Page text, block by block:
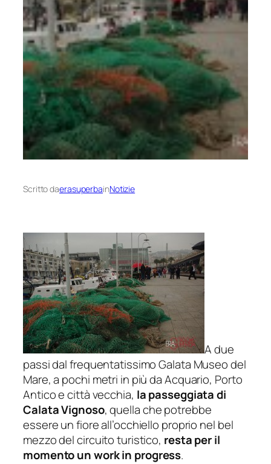
Scritto daerasuperbainNotizie
A due
passi dal frequentatissimo Galata Museo del
Mare, a pochi metri in più da Acquario, Porto
Antico e città vecchia, la passeggiata di
Calata Vignoso, quella che potrebbe
essere un fiore all’occhiello proprio nel bel
mezzo del circuito turistico, resta per il
momento un work in progress.